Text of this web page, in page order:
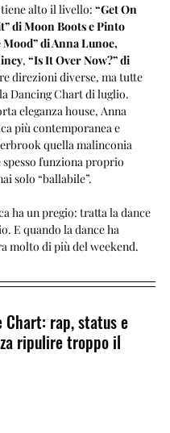
alto il livello: “Get On
di Moon Boots e Pinto
di Anna Lunoe,
, “Is It Over Now?” di
direzioni diverse, ma tutte
Dancing Chart di luglio.
eleganza house, Anna
più contemporanea e
quella malinconia
funziona proprio
solo “ballabile”.
ha un pregio: tratta la dance
E quando la dance ha
molto di più del weekend.
Chart: rap, status e
ripulire troppo il